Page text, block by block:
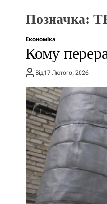
Позначка:
Економіка
Кому
Від17 Лютого, 2026